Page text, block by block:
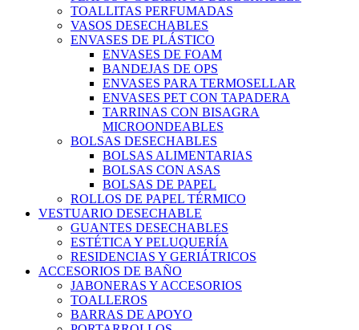
TOALLITAS PERFUMADAS
VASOS DESECHABLES
ENVASES DE PLÁSTICO
ENVASES DE FOAM
BANDEJAS DE OPS
ENVASES PARA TERMOSELLAR
ENVASES PET CON TAPADERA
TARRINAS CON BISAGRA
MICROONDEABLES
BOLSAS DESECHABLES
BOLSAS ALIMENTARIAS
BOLSAS CON ASAS
BOLSAS DE PAPEL
ROLLOS DE PAPEL TÉRMICO
VESTUARIO DESECHABLE
GUANTES DESECHABLES
ESTÉTICA Y PELUQUERÍA
RESIDENCIAS Y GERIÁTRICOS
ACCESORIOS DE BAÑO
JABONERAS Y ACCESORIOS
TOALLEROS
BARRAS DE APOYO